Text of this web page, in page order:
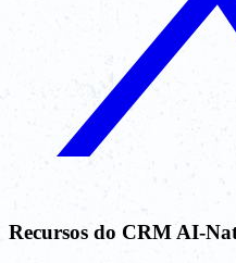
Recursos do CRM AI-